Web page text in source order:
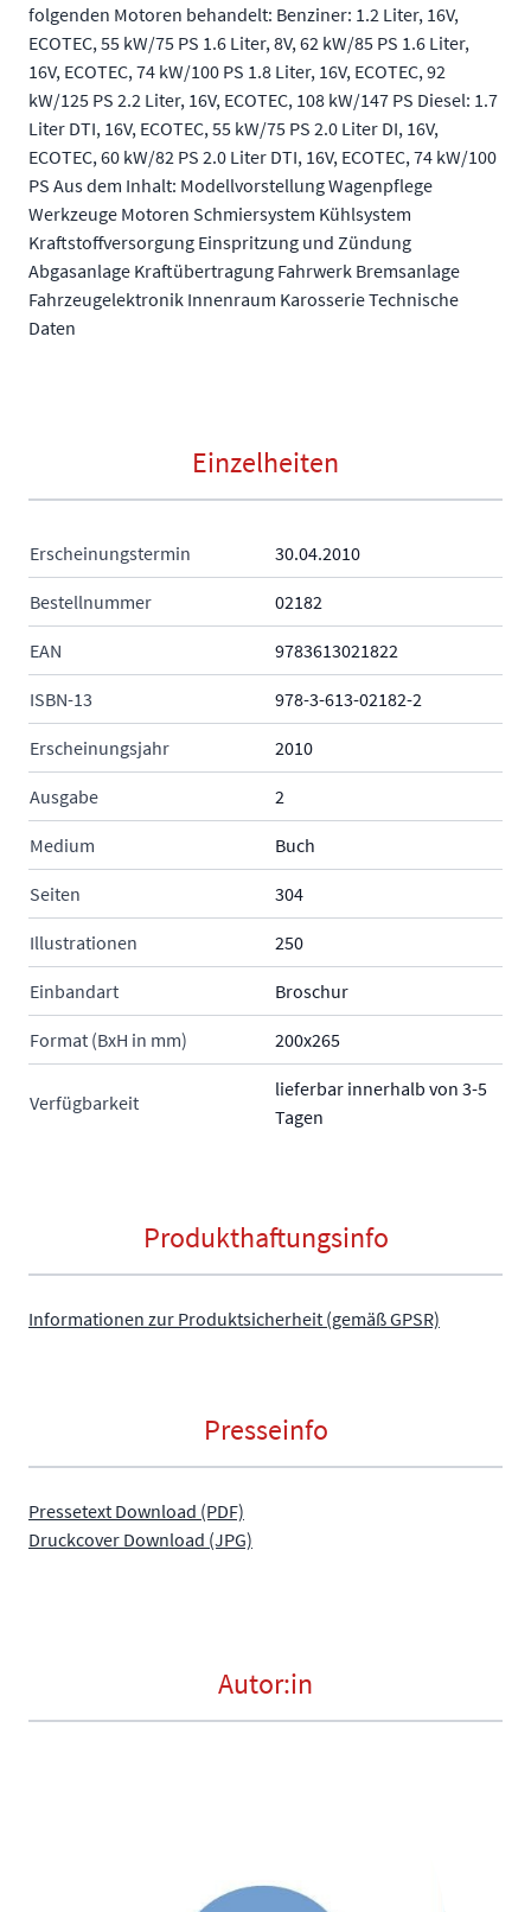
folgenden Motoren behandelt: Benziner: 1.2 Liter, 16V,
ECOTEC, 55 kW/75 PS 1.6 Liter, 8V, 62 kW/85 PS 1.6 Liter,
16V, ECOTEC, 74 kW/100 PS 1.8 Liter, 16V, ECOTEC, 92
kW/125 PS 2.2 Liter, 16V, ECOTEC, 108 kW/147 PS Diesel: 1.7
Liter DTI, 16V, ECOTEC, 55 kW/75 PS 2.0 Liter DI, 16V,
ECOTEC, 60 kW/82 PS 2.0 Liter DTI, 16V, ECOTEC, 74 kW/100
PS Aus dem Inhalt: Modellvorstellung Wagenpflege
Werkzeuge Motoren Schmiersystem Kühlsystem
Kraftstoffversorgung Einspritzung und Zündung
Abgasanlage Kraftübertragung Fahrwerk Bremsanlage
Fahrzeugelektronik Innenraum Karosserie Technische
Daten
Einzelheiten
Erscheinungstermin 30.04.2010
Bestellnummer 02182
EAN 9783613021822
ISBN-13 978-3-613-02182-2
Erscheinungsjahr 2010
Ausgabe 2
Medium Buch
Seiten 304
Illustrationen 250
Einbandart Broschur
Format (BxH in mm) 200x265
Verfügbarkeit
lieferbar innerhalb von 3-5
Tagen
Produkthaftungsinfo
Informationen zur Produktsicherheit (gemäß GPSR)
Presseinfo
Pressetext Download (PDF)
Druckcover Download (JPG)
Autor:in